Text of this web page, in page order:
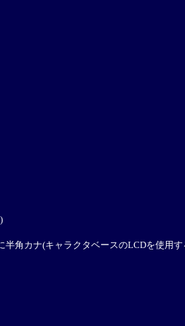
角カナ(キャラクタベースのLCDを使用